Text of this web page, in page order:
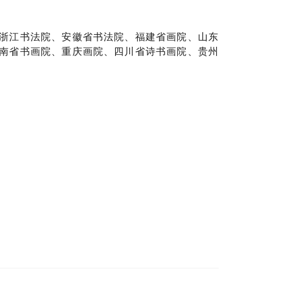
江书法院、安徽省书法院、福建省画院、山东
省书画院、重庆画院、四川省诗书画院、贵州